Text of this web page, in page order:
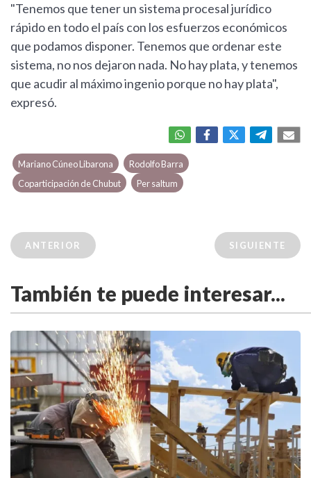
"Tenemos que tener un sistema procesal jurídico
rápido en todo el país con los esfuerzos económicos
que podamos disponer. Tenemos que ordenar este
sistema, no nos dejaron nada. No hay plata, y tenemos
que acudir al máximo ingenio porque no hay plata",
expresó.
Mariano Cúneo Libarona
Rodolfo Barra
Coparticipación de Chubut
Per saltum
ANTERIOR SIGUIENTE
También te puede interesar...